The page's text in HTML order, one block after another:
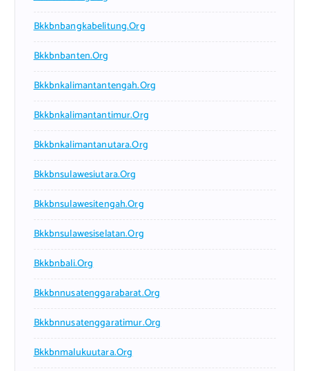
Bkkbnbangkabelitung.org
Bkkbnbanten.org
Bkkbnkalimantantengah.org
Bkkbnkalimantantimur.org
Bkkbnkalimantanutara.org
Bkkbnsulawesiutara.org
Bkkbnsulawesitengah.org
Bkkbnsulawesiselatan.org
Bkkbnbali.org
Bkkbnnusatenggarabarat.org
Bkkbnnusatenggaratimur.org
Bkkbnmalukuutara.org